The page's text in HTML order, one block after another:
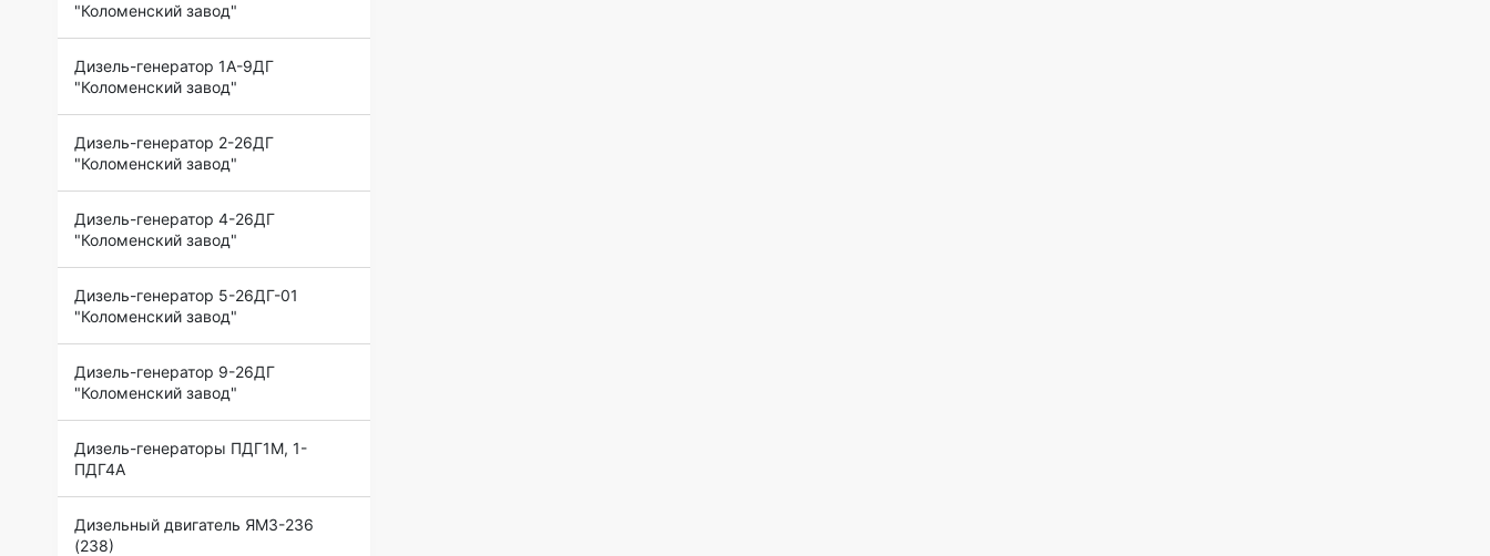
"Коломенский завод"
Дизель-генератор 1А-9ДГ
"Коломенский завод"
Дизель-генератор 2-26ДГ
"Коломенский завод"
Дизель-генератор 4-26ДГ
"Коломенский завод"
Дизель-генератор 5-26ДГ-01
"Коломенский завод"
Дизель-генератор 9-26ДГ
"Коломенский завод"
Дизель-генераторы ПДГ1М, 1-
ПДГ4А
Дизельный двигатель ЯМЗ-236
(238)